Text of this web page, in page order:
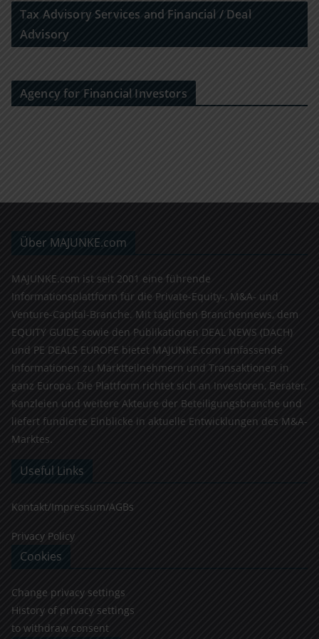
Tax Advisory Services and Financial / Deal
Advisory
Agency for Financial Investors
Über MAJUNKE.com
MAJUNKE.com ist seit 2001 eine führende
Informationsplattform für die Private-Equity-, M&A- und
Venture-Capital-Branche. Mit täglichen Branchennews, dem
EQUITY GUIDE sowie den Publikationen DEAL NEWS (DACH)
und PE DEALS EUROPE bietet MAJUNKE.com umfassende
Informationen zu Marktteilnehmern und Transaktionen in
ganz Europa. Die Plattform richtet sich an Investoren, Berater,
Kanzleien und weitere Akteure der Beteiligungsbranche und
liefert fundierte Einblicke in aktuelle Entwicklungen des M&A-
Marktes.
Useful Links
Kontakt/Impressum/AGBs
Privacy Policy
Cookies
Change privacy settings
History of privacy settings
to withdraw consent